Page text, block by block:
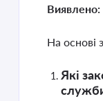
Виявлено:
На основі
Які